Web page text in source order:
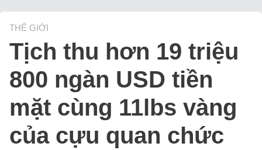
THẾ GIỚI
Tịch thu hơn 19 triệu
800 ngàn USD tiền
mặt cùng 11lbs vàng
của cựu quan chức